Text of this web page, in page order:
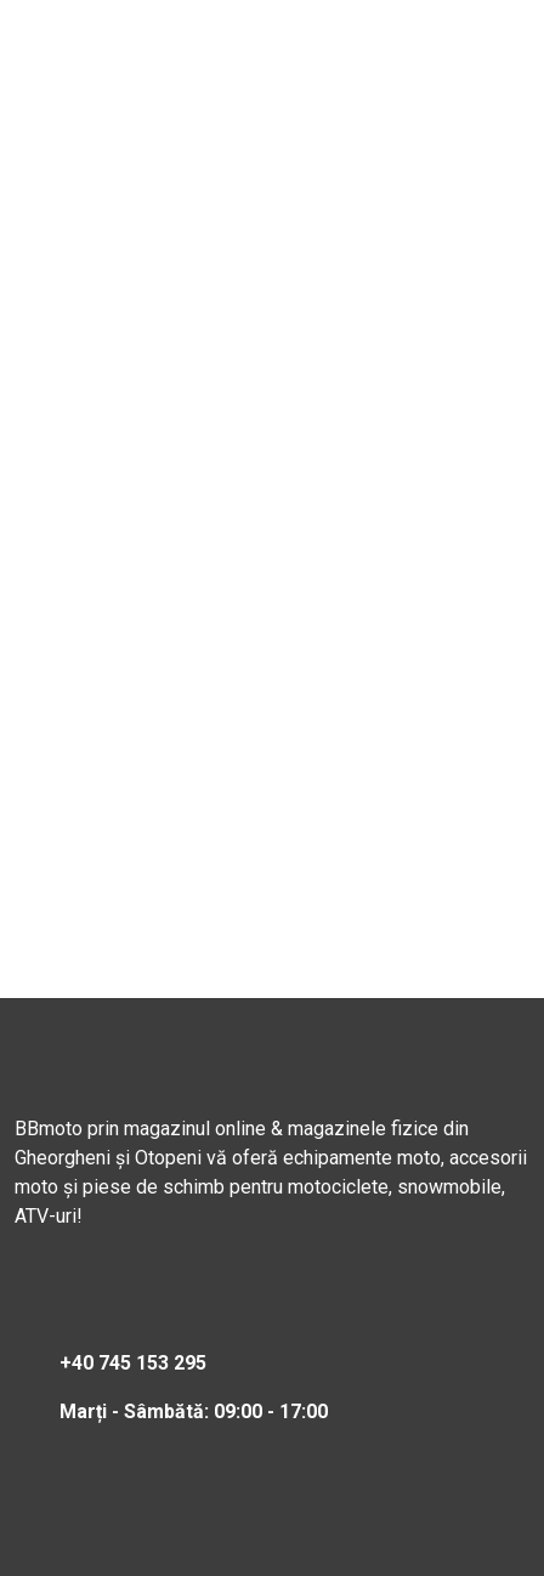
BBmoto prin magazinul online & magazinele fizice din
Gheorgheni și Otopeni vă oferă echipamente moto, accesorii
moto și piese de schimb pentru motociclete, snowmobile,
ATV-uri!
+40 745 153 295
Marți - Sâmbătă: 09:00 - 17:00